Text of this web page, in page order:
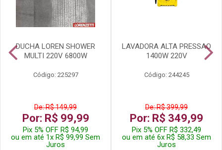
DUCHA LOREN SHOWER
MULTI 220V 6800W
Código: 225297
De: R$ 149,99
Por: R$ 99,99
Pix 5% OFF R$ 94,99
ou em até 1x R$ 99,99 Sem
Juros
LAVADORA ALTA PRESSAO
1400W 220V
Código: 244245
De: R$ 399,99
Por: R$ 349,99
Pix 5% OFF R$ 332,49
ou em até 6x R$ 58,33 Sem
Juros